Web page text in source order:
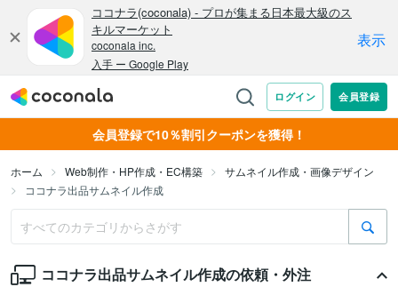
会員登録で10％割引クーポンを獲得！
ホーム Web制作・HP作成・EC構築
サムネイル作成・画像デザイン
ココナラ出品サムネイル作成
ココナラ出品サムネイル作成の依頼・外注